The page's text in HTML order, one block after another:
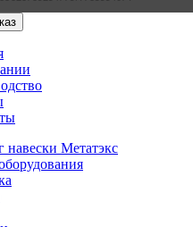
навески Метатэкс